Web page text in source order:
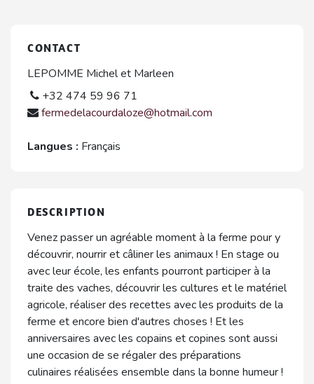
CONTACT
LEPOMME Michel et Marleen
+32 474 59 96 71
fermedelacourdaloze@hotmail.com
Langues : Français
DESCRIPTION
Venez passer un agréable moment à la ferme pour y
découvrir, nourrir et câliner les animaux ! En stage ou
avec leur école, les enfants pourront participer à la
traite des vaches, découvrir les cultures et le matériel
agricole, réaliser des recettes avec les produits de la
ferme et encore bien d'autres choses ! Et les
anniversaires avec les copains et copines sont aussi
une occasion de se régaler des préparations
culinaires réalisées ensemble dans la bonne humeur !